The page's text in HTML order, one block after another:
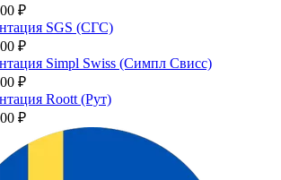
₽
SGS (СГС)
₽
Simpl Swiss (Симпл Свисс)
₽
Roott (Рут)
₽